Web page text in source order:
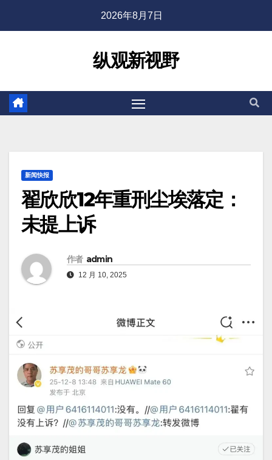
2026年8月7日
纵观新视野
新闻快报
翟欣欣12年重刑尘埃落定：
未提上诉
作者 admin
12 月 10, 2025